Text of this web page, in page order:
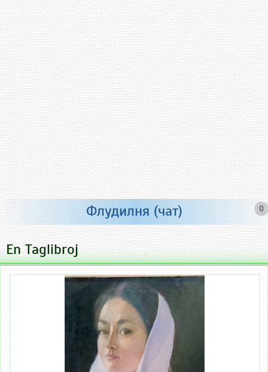
0
Флудилня (чат)
En Taglibroj